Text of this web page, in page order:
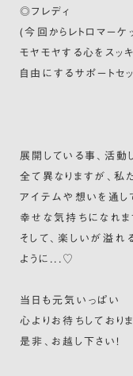
◎フレディ
(今回からレトロマーケ
モヤモヤする心をスッ
自由にするサポートセ
展開している事、活動
全て異なりますが、私
アイテムや想いを通し
幸せな気持ちになれ
そして、楽しいが溢
ように...♡
当日も元気いっぱい
心よりお待ちしておりま
是非、お越し下さい！